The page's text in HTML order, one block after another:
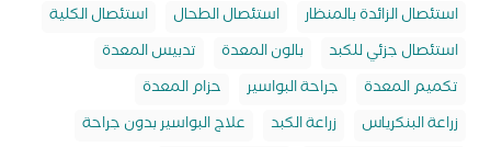
استئصال الزائدة بالمنظار
استئصال الطحال
استئصال الكلية
استئصال جزئي للكبد
بالون المعدة
تدبيس المعدة
تكميم المعدة
جراحة البواسير
حزام المعدة
زراعة البنكرياس
زراعة الكبد
علاج البواسير بدون جراحة